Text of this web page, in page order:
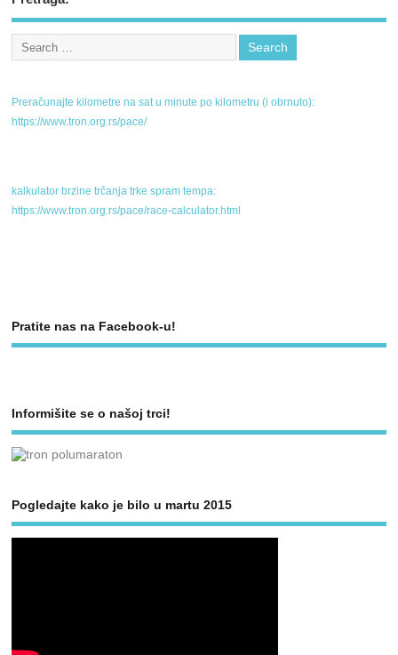
Preračunajte kilometre na sat u minute po kilometru (i obrnuto):
https://www.tron.org.rs/pace/
kalkulator brzine trčanja trke spram tempa:
https://www.tron.org.rs/pace/race-calculator.html
Pratite nas na Facebook-u!
Informišite se o našoj trci!
Pogledajte kako je bilo u martu 2015